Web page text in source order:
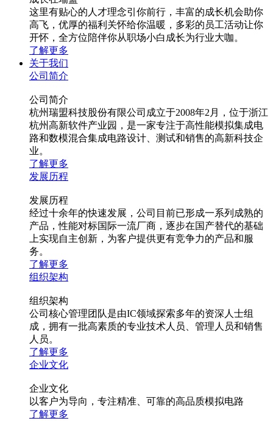
这里有贴心的人才理念引你前行，丰富的成长机会助你
高飞，优厚的福利关怀给你温暖，多彩的员工活动让你
开怀，全方位陪伴你从职场小白成长为行业大咖。
了解更多
关于我们
公司简介
公司简介
杭州瑞盟科技股份有限公司成立于2008年2月，位于浙江
杭州高新软件产业园，是一家专注于高性能模拟集成电
路和数模混合集成电路设计、测试和销售的高新科技企
业。
了解更多
发展历程
发展历程
经过十余年的快速发展，公司目前已形成一系列成熟的
产品，性能对标国际一流厂商，逐步在国产替代的基础
上实现自主创新，为客户提供更有竞争力的产品和服
务。
了解更多
组织架构
组织架构
公司核心管理团队是由IC领域探索多年的资深人士组
成，拥有一批高素质的专业技术人员、管理人员和销售
人员。
了解更多
企业文化
企业文化
以客户为导向，专注精准、可靠的高品质模拟电路
了解更多